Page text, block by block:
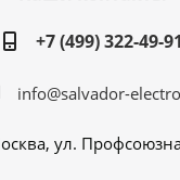
+7 (499) 322-49-91
info@salvador-
ул.